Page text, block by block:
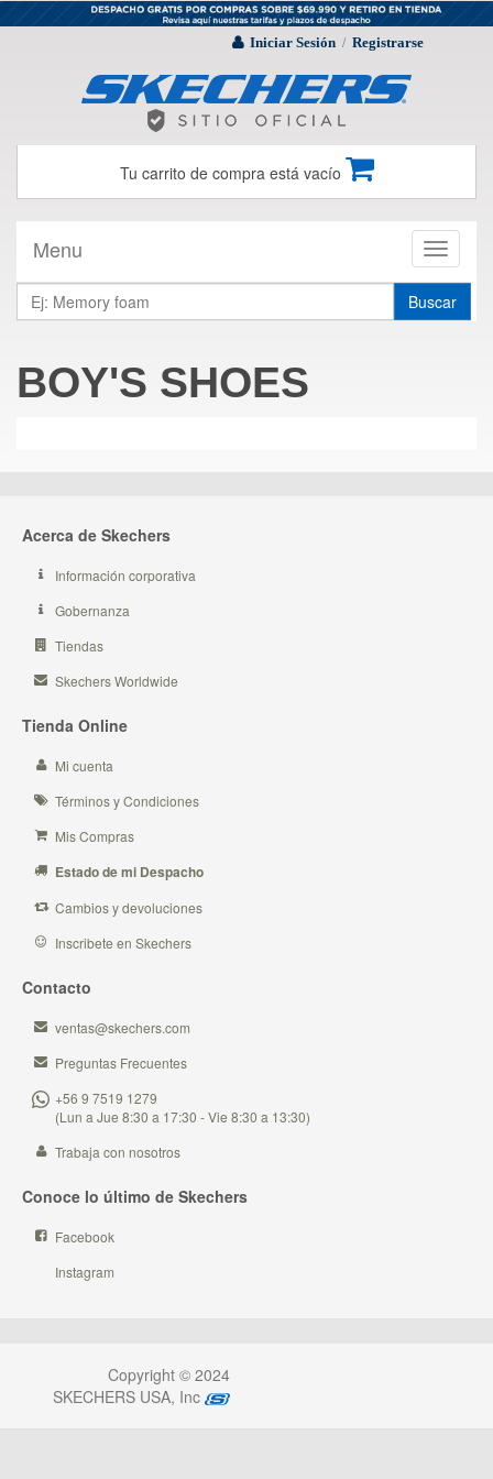
Iniciar Sesión / Registrarse
Tu carrito de compra está vacío
Toggle
Menu
Buscar
BOY'S SHOES
Acerca de Skechers
Información corporativa
Gobernanza
Tiendas
Skechers Worldwide
Tienda Online
Mi cuenta
Términos y Condiciones
Mis Compras
Estado de mi Despacho
Cambios y devoluciones
Inscribete en Skechers
Contacto
ventas@skechers.com
Preguntas Frecuentes
+56 9 7519 1279
(Lun a Jue 8:30 a 17:30 - Vie 8:30 a 13:30)
Trabaja con nosotros
Conoce lo último de Skechers
Facebook
Instagram
Copyright © 2024
SKECHERS USA, Inc